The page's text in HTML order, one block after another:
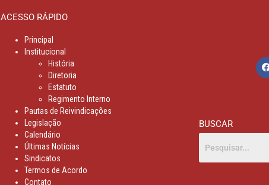
ACESSO RÁPIDO
Principal
Institucional
História
Diretoria
Estatuto
Regimento Interno
Pautas de Reivindicações
Legislação
Calendário
Últimas Notícias
Sindicatos
Termos de Acordo
Contato
BUSCAR